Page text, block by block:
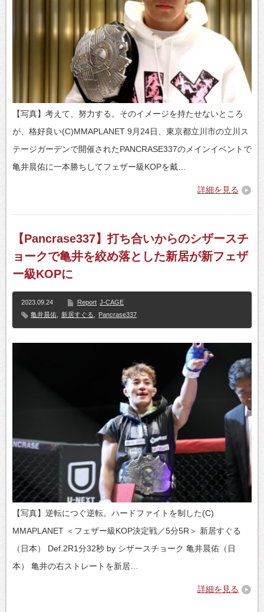
【写真】考えて、努力する。そのイメージを持たせないところ
が、格好良い(C)MMAPLANET 9月24日、東京都立川市の立川ス
テージガーデンで開催されたPANCRASE337のメインイベントで
亀井晨佑に一本勝ちしてフェザー級KOPを戴…
詳細を見る
【Pancrase337】打ち合いからのシザースチ
ョークで亀井を絞め落とした新居が新フェザ
ー級KOPに
2023.09.24 Report J-CAGE
亀井晨佑
新居すぐる Pancrase337
【写真】逆転につぐ逆転。ハードファイトを制した(C)
MMAPLANET ＜フェザー級KOP決定戦／5分5R＞ 新居すぐる
（日本） Def.2R1分32秒 by シザースチョーク 亀井晨佑（日
本） 亀井の右ストレートを新居…
詳細を見る